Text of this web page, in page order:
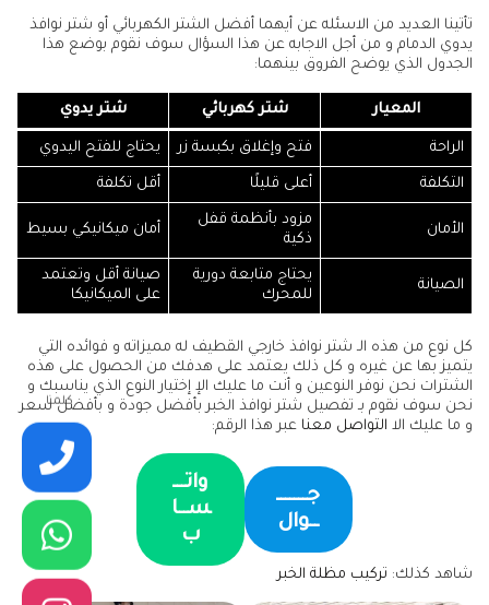
تأتينا العديد من الاسئله عن أيهما أفضل الشتر الكهربائي أو شتر نوافذ
يدوي الدمام و من أجل الاجابه عن هذا السؤال سوف نقوم بوضع هذا
الجدول الذي يوضح الفروق بينهما:
المعيار شتر كهربائي شتر يدوي
الراحة فتح وإغلاق بكبسة زر يحتاج للفتح اليدوي
التكلفة أعلى قليلًا أقل تكلفة
الأمان
مزود بأنظمة قفل
ذكية
أمان ميكانيكي بسيط
الصيانة
يحتاج متابعة دورية
للمحرك
صيانة أقل وتعتمد
على الميكانيكا
كل نوع من هذه الـ شتر نوافذ خارجي القطيف له مميزاته و فوائده التي
يتميز بها عن غيره و كل ذلك يعتمد على هدفك من الحصول على هذه
الشترات نحن نوفر النوعين و أنت ما عليك الإ إختيار النوع الذي يناسبك و
نحن سوف نقوم بـ تفصيل شتر نوافذ الخبر بأفضل جودة و بأفضل سعر
و ما عليك الا التواصل معنا عبر هذا الرقم:
جـــــــ
ــوال
واتـــ
ســا
ب
شاهد كذلك: تركيب مظلة الخبر
كلمنا